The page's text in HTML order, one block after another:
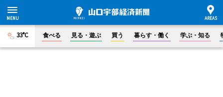
33°C 食べる 見る・遊ぶ 買う 暮らす・働く 学ぶ・知る